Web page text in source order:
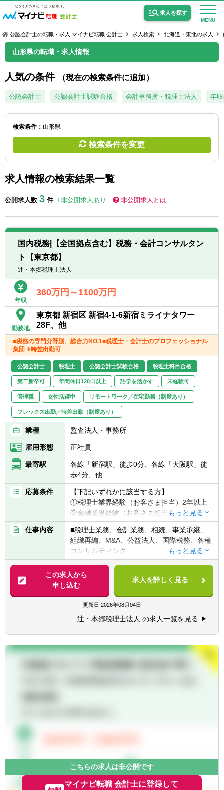
MENU
求人を探す
公認会計士の求人
監査法人の求人
USCPA（米国公認会計士）の求人
転職お役立ち情報
転職お役立ち情報
業界情報
公認会計士の転職・求人 マイナビ転職 会計士 求人検索 北海道・東北の求人
山形県の転職・求人情報
人気の条件 （現在の検索条件に追加）
公認会計士 公認会計士試験合格 会計事務所・税理士法人 年
検索条件： 山形県
検索条件を変更
求人情報の検索結果一覧
公開求人数 3 件 +非公開求人あり 非公開求人とは
国内税務|【全国拠点含む】税務・会計コンサルタン
ト【東京都】
辻・本郷税理士法人
年収
360万円～1100万円
勤務地
東京都 新宿区 新宿4-1-6新宿ミライナタワー
28F、他
■税務の専門分野別、総合力NO.1■税理士・会計士のプロフェッショナル
集団 ※時差出勤可
公認会計士 税理士 公認会計士試験合格 税理士科目合格
第二新卒可 年間休日120日以上 語学を活かす 未経験可
管理職 女性活躍中 リモートワーク／在宅勤務（制度あり）
フレックス出勤／時差出勤（制度あり）
業種 監査法人・事務所
雇用形態 正社員
最寄駅
各線「新宿駅」徒歩0分、各線「大阪駅」徒
歩4分、他
応募条件
【下記いずれかに該当する方】
①税理士業界経験（お客さま担当）2年以上
②金融業界経験（お客さま担当）3年以上
③社会人経験（業界等問わず）2年以上 か
つ 税理士科目1科目以上の取得者
④税理士
⑤公認会計士
※税務業務未経験会計士の方も歓迎いたしま
す！！
【求める人物像】
■税務・会計にとどまらず、総合的な観点か
ら経営コンサルティングに携りたい方
仕事内容
■税理士業務、会計業務、相続、事業承継、
組織再編、M&A、公益法人、国際税務、各種
コンサルティング
【法人全体の特色】
■業界トップレベルの規模でお客様に対して
サービス提供しています。
■チーム連携：税理士、公認会計士、中小企
業診断士など、税務・会計に関わる様々な分
野のエキスパートが集結し、案件によって
は、互いにチームを組んで業務を進めること
があります。
■広範囲な取扱業務
一般企業をはじめ、医療法人、公益法人、社
と幅広いお客様に対して、税務・会計サービ
この求人から
申し込む
求人を詳しく見る
更新日 2026年08月04日
辻・本郷税理士法人 の求人一覧を見る
こちらの求人は非公開です
マイナビ転職 会計士に登録して